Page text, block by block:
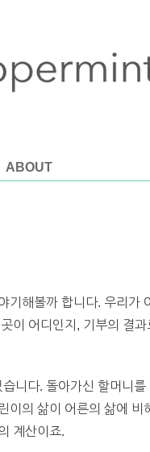
ABOUT
해볼까 합니다. 우리가
어디인지, 기부의 결
니다. 돌아가신 할머니
의 삶이 어른의 삶에
계산이죠.